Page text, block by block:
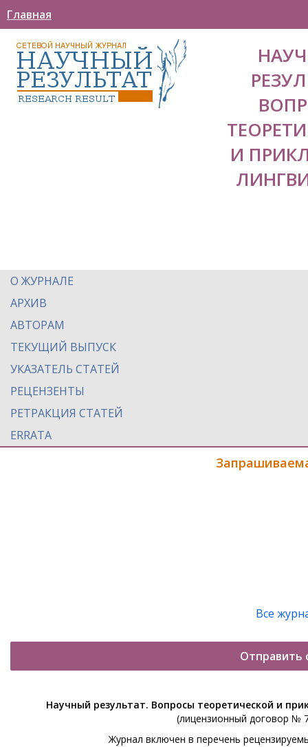
Главная
И
О ЖУРНАЛЕ
АРХИВ
АВТОРАМ
ТЕКУЩИЙ ВЫПУСК
УКАЗАТЕЛЬ СТАТЕЙ
РЕЦЕНЗЕНТЫ
РЕТРАКЦИЯ СТАТЕЙ
ERRATA
Все
Отправить
Научный результат. Вопросы теоретической и
(лицензионный договор №
Журнал включен в перечень